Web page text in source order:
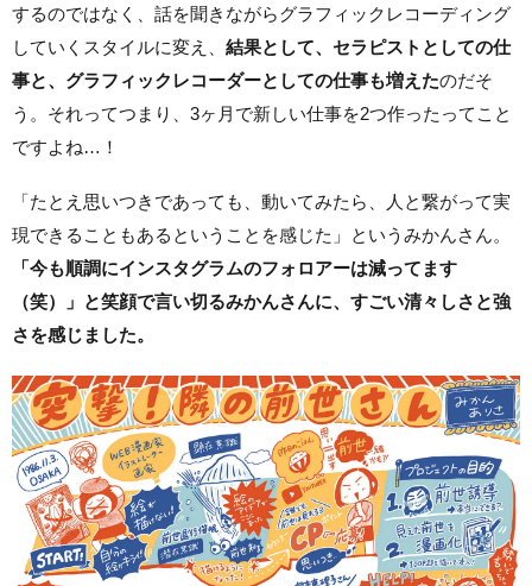
するのではなく、話を聞きながらグラフィックレコーディング
していくスタイルに変え、 結果として、セラピストとしての仕
事と、グラフィックレコーダーとしての仕事も増えたのだそ
う。それってつまり、3ヶ月で新しい仕事を2つ作ったってこと
ですよね…！
「たとえ思いつきであっても、動いてみたら、人と繋がって実
現できることもあるということを感じた」というみかんさん。
「今も順調にインスタグラムのフォロアーは減ってます
（笑）」と笑顔で言い切るみかんさんに、すごい清々しさと強
さを感じました。